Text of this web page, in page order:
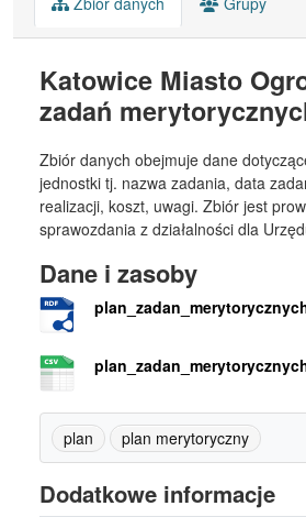
Katowice Miasto
zadań
Zbiór danych obejmuje dane
jednostki tj. nazwa zadania, data
realizacji, koszt, uwagi. Zbiór jest
sprawozdania z działalności dla
Dane i zasoby
plan plan merytoryczny
Dodatkowe informacje